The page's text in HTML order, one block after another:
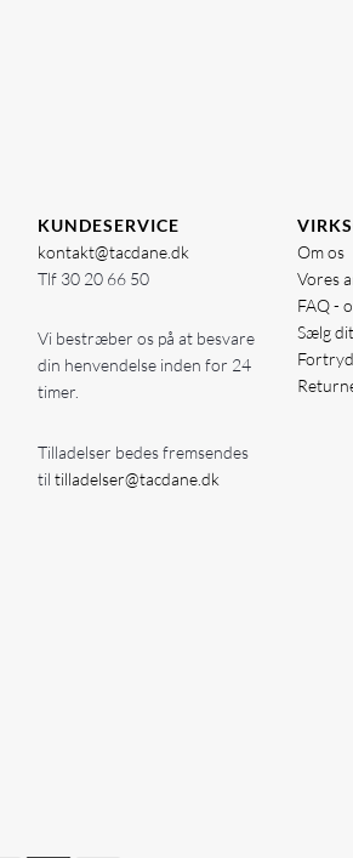
KUNDESERVICE
kontakt@tacdane.dk
Tlf 30 20 66 50
Vi bestræber os på at besvare
din henvendelse inden for 24
timer.
Tilladelser bedes fremsendes
til tilladelser@tacdane.dk
Om os
Vores
FAQ -
Sælg